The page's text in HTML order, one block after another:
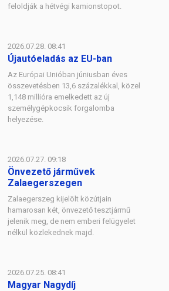
feloldják a hétvégi kamionstopot.
2026.07.28. 08:41
Újautóeladás az EU-ban
Az Európai Unióban júniusban éves
összevetésben 13,6 százalékkal, közel
1,148 millióra emelkedett az új
személygépkocsik forgalomba
helyezése.
2026.07.27. 09:18
Önvezető járművek
Zalaegerszegen
Zalaegerszeg kijelölt közútjain
hamarosan két, önvezető tesztjármű
jelenik meg, de nem emberi felügyelet
nélkül közlekednek majd.
2026.07.25. 08:41
Magyar Nagydíj